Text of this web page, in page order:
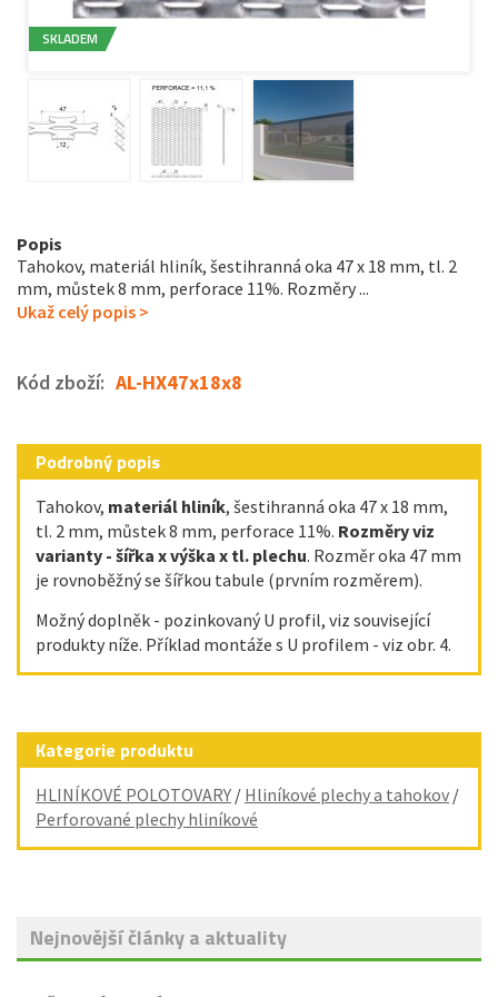
SKLADEM
Popis
Tahokov, materiál hliník, šestihranná oka 47 x 18 mm, tl. 2
mm, můstek 8 mm, perforace 11%. Rozměry ...
Ukaž celý popis >
Kód zboží: AL-HX47x18x8
Podrobný popis
Tahokov, materiál hliník, šestihranná oka 47 x 18 mm,
tl. 2 mm, můstek 8 mm, perforace 11%. Rozměry viz
varianty - šířka x výška x tl. plechu. Rozměr oka 47 mm
je rovnoběžný se šířkou tabule (prvním rozměrem).
Možný doplněk - pozinkovaný U profil, viz související
produkty níže. Příklad montáže s U profilem - viz obr. 4.
Kategorie produktu
HLINÍKOVÉ POLOTOVARY / Hliníkové plechy a tahokov /
Perforované plechy hliníkové
Nejnovější články a aktuality